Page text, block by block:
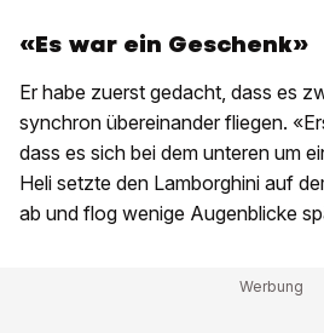
«Es war ein Geschenk»
Er habe zuerst gedacht, dass es
synchron übereinander fliegen.
dass es sich bei dem unteren um
Heli setzte den Lamborghini auf
ab und flog wenige Augenblicke